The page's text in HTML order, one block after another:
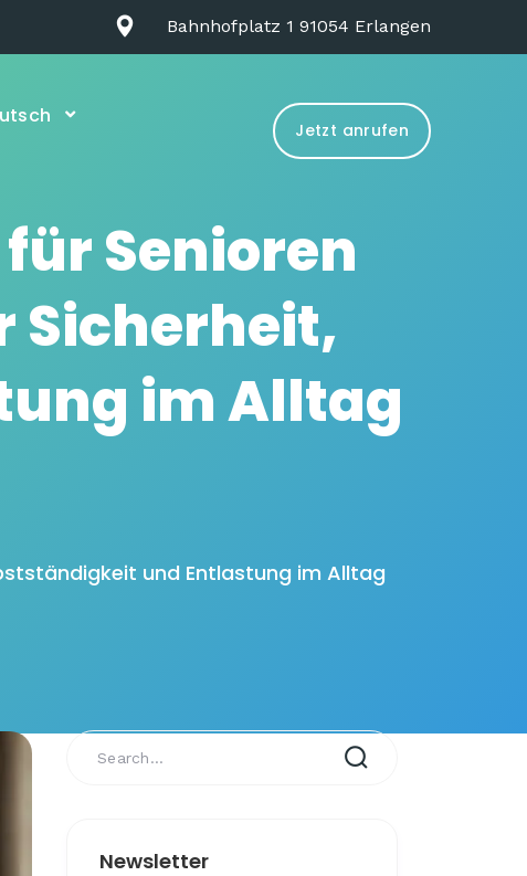
Bahnhofplatz 1 91054 Erlangen
Jetzt anrufen
Senioren
Sicherheit,
im Alltag
und Entlastung im Alltag
Newsletter